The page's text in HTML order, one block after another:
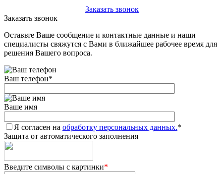
Заказать звонок
Заказать звонок
Оставьте Ваше сообщение и контактные данные и наши
специалисты свяжутся с Вами в ближайшее рабочее время для
решения Вашего вопроса.
Ваш телефон*
Ваше имя
Я согласен на обработку персональных данных.*
Защита от автоматического заполнения
Введите символы с картинки*